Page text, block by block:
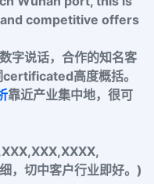
competitive offers
字说话，合作的知名客
certificated高度概括。
靠近产业集中地，很可
，切中客户行业即好。)